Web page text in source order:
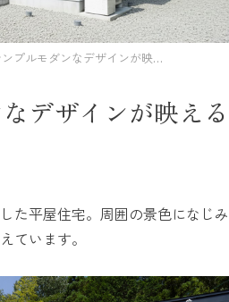
シンプルモダンなデザインが映える平屋の住まい
デザインが映える
た平屋住宅。周囲の景色になじみ
ています。